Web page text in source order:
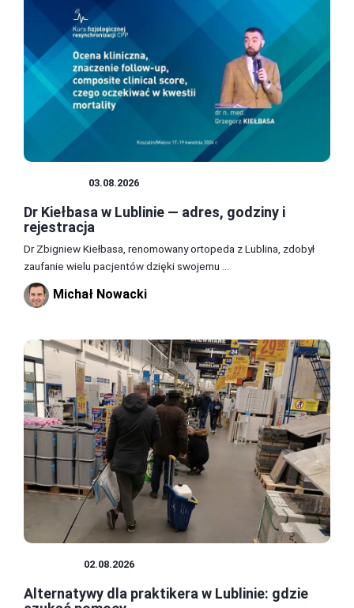
03.08.2026
Dr Kiełbasa w Lublinie — adres, godziny i
rejestracja
Dr Zbigniew Kiełbasa, renomowany ortopeda z Lublina, zdobył
zaufanie wielu pacjentów dzięki swojemu ...
Michał Nowacki
02.08.2026
Alternatywy dla praktikera w Lublinie: gdzie